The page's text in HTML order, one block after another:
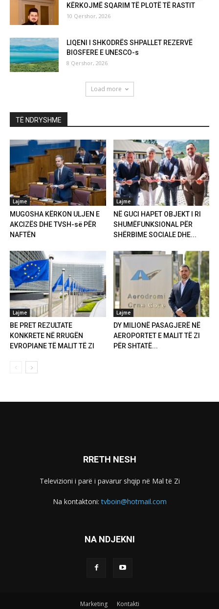
KËRKOJMË SQARIM TË PLOTË TË RASTIT
10 Qershor, 2026
LIQENI I SHKODRËS SHPALLET REZERVË
BIOSFERE E UNESCO-s
8 Qershor, 2026
Load more
TË NDRYSHME
Lajme
MUGOSHA KËRKON ULJEN E
AKCIZËS DHE TVSH-së PËR
NAFTËN
Lajme
NË GUCI HAPET OBJEKT I RI
SHUMËFUNKSIONAL PËR
SHËRBIME SOCIALE DHE...
Lajme
BE PRET REZULTATE
KONKRETE NË RRUGËN
EVROPIANE TË MALIT TË ZI
Lajme
DY MILIONË PASAGJERË NË
AEROPORTET E MALIT TË ZI
PËR SHTATË...
RRETH NESH
Televizioni i parë i pavarur shqip në Mal të Zi
Na kontaktoni:tvboin@hotmail.com
NA NDJEKNI
Marketing Kontakti